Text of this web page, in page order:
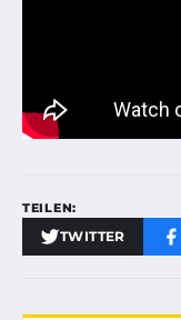
TEILEN:
TWITTER